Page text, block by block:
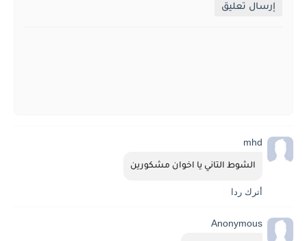
إرسال تعليق
mhd
الشوط التاني يا اخوان مشكورين
أترك ردا
Anonymous